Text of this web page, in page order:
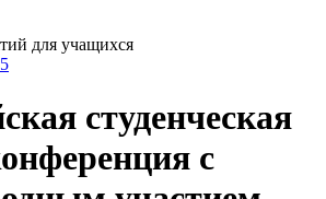
для учащихся
студенческая
с